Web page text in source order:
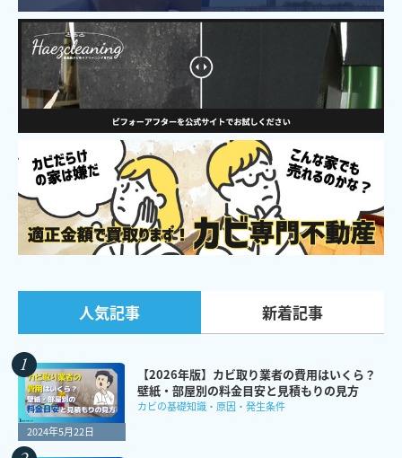
人気記事 新着記事
2024年5月22日
【2026年版】カビ取り業者の費用はいくら？
壁紙・部屋別の料金目安と見積もりの見方
カビの基礎知識・原因・発生条件